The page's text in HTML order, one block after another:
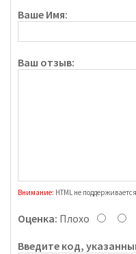
Ваше Имя:
Ваш отзыв:
Внимание: HTML не
Оценка: Плохо
Введите код,